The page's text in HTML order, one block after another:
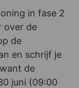
in fase 2
over de
de
en schrijf je
de
juni (09:00